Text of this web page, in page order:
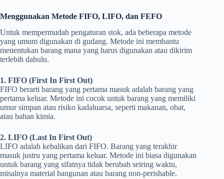
Menggunakan Metode FIFO, LIFO, dan FEFO
Untuk mempermudah pengaturan stok, ada beberapa metode
yang umum digunakan di gudang. Metode ini membantu
menentukan barang mana yang harus digunakan atau dikirim
terlebih dahulu.
1. FIFO (First In First Out)
FIFO berarti barang yang pertama masuk adalah barang yang
pertama keluar. Metode ini cocok untuk barang yang memiliki
umur simpan atau risiko kadaluarsa, seperti makanan, obat,
atau bahan kimia.
2. LIFO (Last In First Out)
LIFO adalah kebalikan dari FIFO. Barang yang terakhir
masuk justru yang pertama keluar. Metode ini biasa digunakan
untuk barang yang sifatnya tidak berubah seiring waktu,
misalnya material bangunan atau barang non-perishable.